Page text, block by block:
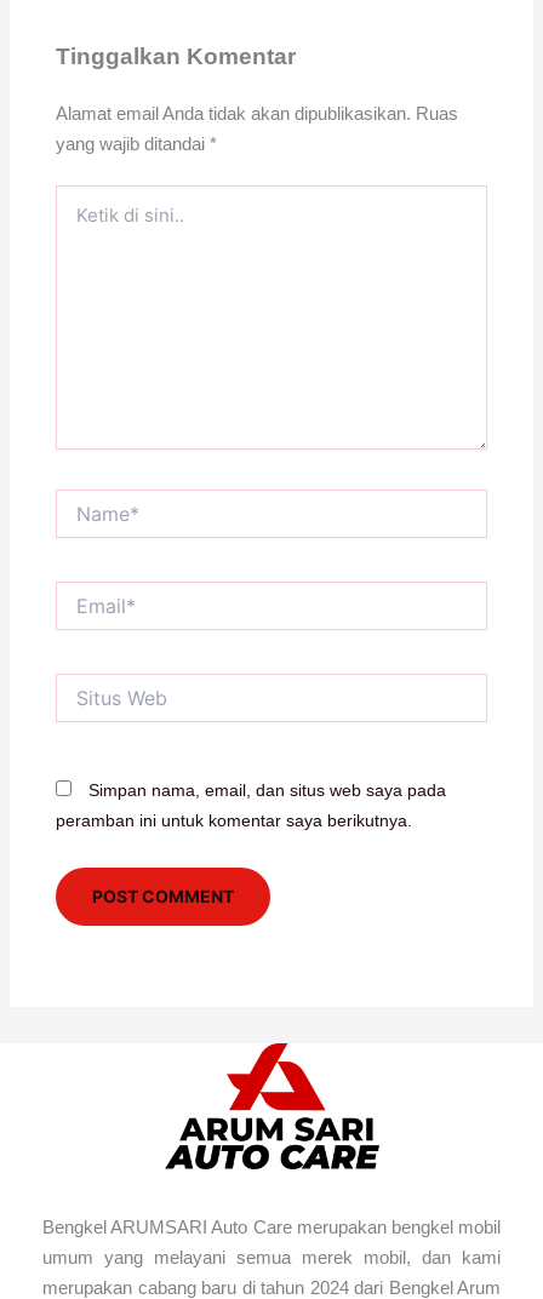
Tinggalkan Komentar
Alamat email Anda tidak akan dipublikasikan. Ruas
yang wajib ditandai *
Web
Simpan nama, email, dan situs web saya pada
peramban ini untuk komentar saya berikutnya.
Bengkel ARUMSARI Auto Care merupakan bengkel mobil
umum yang melayani semua merek mobil, dan kami
merupakan cabang baru di tahun 2024 dari Bengkel Arum